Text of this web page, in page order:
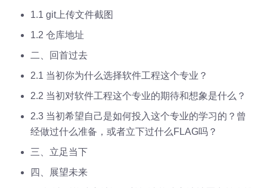
1.1 git上传文件截图
1.2 仓库地址
二、回首过去
2.1 当初你为什么选择软件工程这个专业？
2.2 当初对软件工程这个专业的期待和想象是什么？
2.3 当初希望自己是如何投入这个专业的学习的？曾
经做过什么准备，或者立下过什么FLAG吗？
三、立足当下
四、展望未来